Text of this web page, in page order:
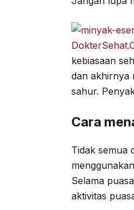
kebiasaan
dan akhirnya
sahur.
Cara
Tidak semua
Selama
aktivitas